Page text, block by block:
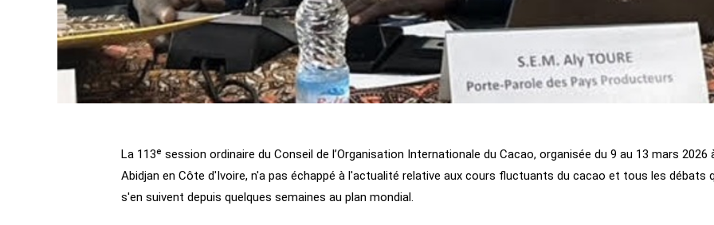
La 113ᵉ session ordinaire du Conseil de l’Organisation Internationale du Cacao, organisée du 9 au 13 mars 2026
Abidjan en Côte d'Ivoire, n'a pas échappé à l'actualité relative aux cours fluctuants du cacao et tous les débats
s'en suivent depuis quelques semaines au plan mondial.